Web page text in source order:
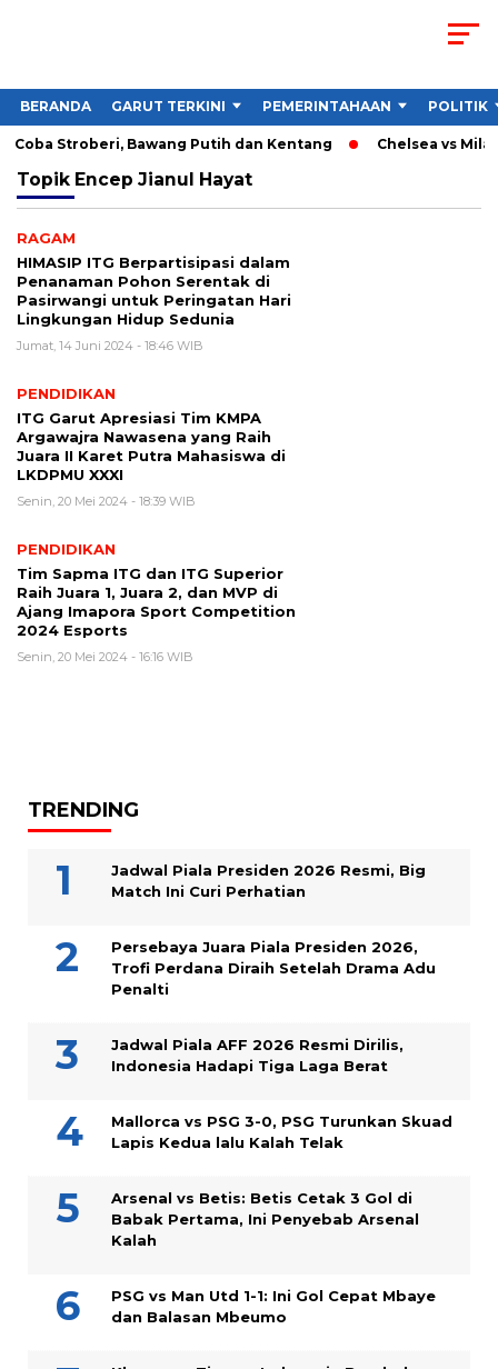
BERANDA GARUT TERKINI PEMERINTAHAAN POLITIK
Stroberi, Bawang Putih dan Kentang Chelsea vs
Topik Encep Jianul Hayat
RAGAM
HIMASIP ITG Berpartisipasi dalam
Penanaman Pohon Serentak di
Pasirwangi untuk Peringatan Hari
Lingkungan Hidup Sedunia
Jumat, 14 Juni 2024 - 18:46 WIB
PENDIDIKAN
ITG Garut Apresiasi Tim KMPA
Argawajra Nawasena yang Raih
Juara II Karet Putra Mahasiswa di
LKDPMU XXXI
Senin, 20 Mei 2024 - 18:39 WIB
PENDIDIKAN
Tim Sapma ITG dan ITG Superior
Raih Juara 1, Juara 2, dan MVP di
Ajang Imapora Sport Competition
2024 Esports
Senin, 20 Mei 2024 - 16:16 WIB
TRENDING
Jadwal Piala Presiden 2026 Resmi, Big
Match Ini Curi Perhatian
Persebaya Juara Piala Presiden 2026,
Trofi Perdana Diraih Setelah Drama Adu
Penalti
Jadwal Piala AFF 2026 Resmi Dirilis,
Indonesia Hadapi Tiga Laga Berat
Mallorca vs PSG 3-0, PSG Turunkan Skuad
Lapis Kedua lalu Kalah Telak
Arsenal vs Betis: Betis Cetak 3 Gol di
Babak Pertama, Ini Penyebab Arsenal
Kalah
PSG vs Man Utd 1-1: Ini Gol Cepat Mbaye
dan Balasan Mbeumo